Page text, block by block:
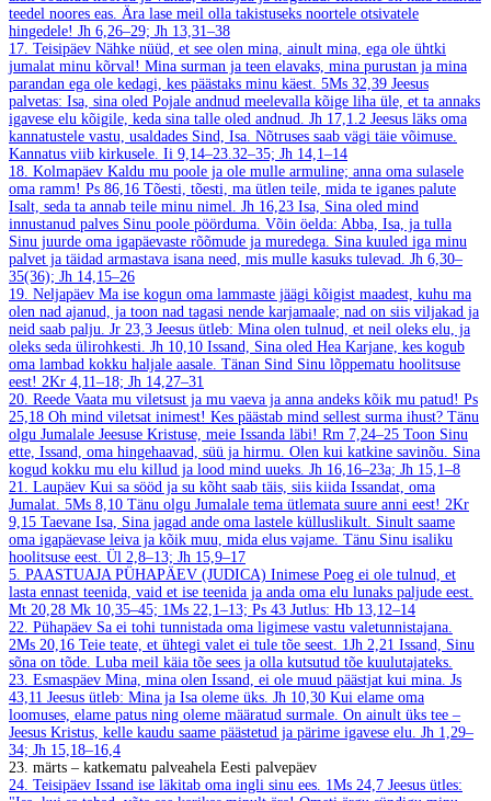
teedel noores eas. Ära lase meil olla takistuseks noortele otsivatele
hingedele! Jh 6,26–29; Jh 13,31–38
17. Teisipäev Nähke nüüd, et see olen mina, ainult mina, ega ole ühtki
jumalat minu kõrval! Mina surman ja teen elavaks, mina purustan ja mina
parandan ega ole kedagi, kes päästaks minu käest. 5Ms 32,39 Jeesus
palvetas: Isa, sina oled Pojale andnud meelevalla kõige liha üle, et ta annaks
igavese elu kõigile, keda sina talle oled andnud. Jh 17,1.2 Jeesus läks oma
kannatustele vastu, usaldades Sind, Isa. Nõtruses saab vägi täie võimuse.
Kannatus viib kirkusele. Ii 9,14–23.32–35; Jh 14,1–14
18. Kolmapäev Kaldu mu poole ja ole mulle armuline; anna oma sulasele
oma ramm! Ps 86,16 Tõesti, tõesti, ma ütlen teile, mida te iganes palute
Isalt, seda ta annab teile minu nimel. Jh 16,23 Isa, Sina oled mind
innustanud palves Sinu poole pöörduma. Võin öelda: Abba, Isa, ja tulla
Sinu juurde oma igapäevaste rõõmude ja muredega. Sina kuuled iga minu
palvet ja täidad armastava isana need, mis mulle kasuks tulevad. Jh 6,30–
35(36); Jh 14,15–26
19. Neljapäev Ma ise kogun oma lammaste jäägi kõigist maadest, kuhu ma
olen nad ajanud, ja toon nad tagasi nende karjamaale; nad on siis viljakad ja
neid saab palju. Jr 23,3 Jeesus ütleb: Mina olen tulnud, et neil oleks elu, ja
oleks seda ülirohkesti. Jh 10,10 Issand, Sina oled Hea Karjane, kes kogub
oma lambad kokku haljale aasale. Tänan Sind Sinu lõppematu hoolitsuse
eest! 2Kr 4,11–18; Jh 14,27–31
20. Reede Vaata mu viletsust ja mu vaeva ja anna andeks kõik mu patud! Ps
25,18 Oh mind viletsat inimest! Kes päästab mind sellest surma ihust? Tänu
olgu Jumalale Jeesuse Kristuse, meie Issanda läbi! Rm 7,24–25 Toon Sinu
ette, Issand, oma hingehaavad, süü ja hirmu. Olen kui katkine savinõu. Sina
kogud kokku mu elu killud ja lood mind uueks. Jh 16,16–23a; Jh 15,1–8
21. Laupäev Kui sa sööd ja su kõht saab täis, siis kiida Issandat, oma
Jumalat. 5Ms 8,10 Tänu olgu Jumalale tema ütlemata suure anni eest! 2Kr
9,15 Taevane Isa, Sina jagad ande oma lastele külluslikult. Sinult saame
oma igapäevase leiva ja kõik muu, mida elus vajame. Tänu Sinu isaliku
hoolitsuse eest. Ül 2,8–13; Jh 15,9–17
5. PAASTUAJA PÜHAPÄEV (JUDICA) Inimese Poeg ei ole tulnud, et
lasta ennast teenida, vaid et ise teenida ja anda oma elu lunaks paljude eest.
Mt 20,28 Mk 10,35–45; 1Ms 22,1–13; Ps 43 Jutlus: Hb 13,12–14
22. Pühapäev Sa ei tohi tunnistada oma ligimese vastu valetunnistajana.
2Ms 20,16 Teie teate, et ühtegi valet ei tule tõe seest. 1Jh 2,21 Issand, Sinu
sõna on tõde. Luba meil käia tõe sees ja olla kutsutud tõe kuulutajateks.
23. Esmaspäev Mina, mina olen Issand, ei ole muud päästjat kui mina. Js
43,11 Jeesus ütleb: Mina ja Isa oleme üks. Jh 10,30 Kui elame oma
loomuses, elame patus ning oleme määratud surmale. On ainult üks tee –
Jeesus Kristus, kelle kaudu saame päästetud ja pärime igavese elu. Jh 1,29–
34; Jh 15,18–16,4
23. märts – katkematu palveahela Eesti palvepäev
24. Teisipäev Issand ise läkitab oma ingli sinu ees. 1Ms 24,7 Jeesus ütles: